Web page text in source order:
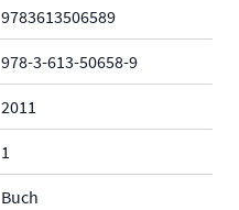
9783613506589
978-3-613-50658-9
2011
1
Buch